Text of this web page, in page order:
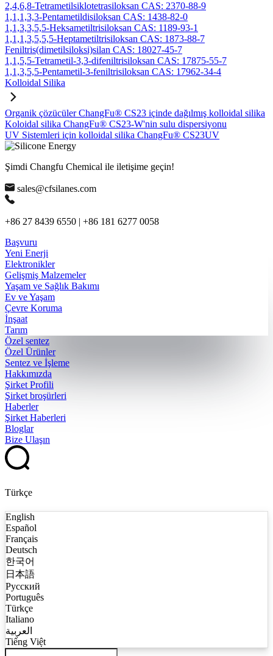
2,4,6,8-Tetrametilsiklotetrasiloksan CAS: 2370-88-9
1,1,1,3,3-Pentametildisiloksan CAS: 1438-82-0
1,1,3,3,5,5-Heksametiltrisiloksan CAS: 1189-93-1
1,1,1,3,5,5,5-Heptametiltrisiloksan CAS: 1873-88-7
Feniltris(dimetilsiloksi)silan CAS: 18027-45-7
1,1,5,5-Tetrametil-3,3-difeniltrisiloksan CAS: 17875-55-7
1,1,3,5,5-Pentametil-3-feniltrisiloksan CAS: 17962-34-4
Kolloidal Silika
Organik çözücüler ChangFu® CS23 içinde dağılmış kolloidal silika
Koloidal silika ChangFu® CS23-W'nin sulu dispersiyonu
UV Sistemleri için kolloidal silika ChangFu® CS23UV
Şimdi Changfu Chemical ile iletişime geçin!
sales@cfsilanes.com
+86 27 8439 6550 | +86 181 6277 0058
Başvuru
Yeni Enerji
Elektronikler
Gelişmiş Malzemeler
Yaşam ve Sağlık Bakımı
Ev ve Yaşam
Çevre Koruma
İnşaat
Tarım
Özel sentez
Özel Ürünler
Sentez ve İşleme
Hakkımızda
Şirket Profili
Şirket broşürleri
Haberler
Şirket Haberleri
Bloglar
Bize Ulaşın
Türkçe
English
Español
Français
Deutsch
한국어
日本語
Русский
Português
Türkçe
Italiano
العربية
Tiếng Việt